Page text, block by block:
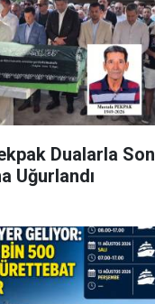
Dualarla Son
Uğurlandı